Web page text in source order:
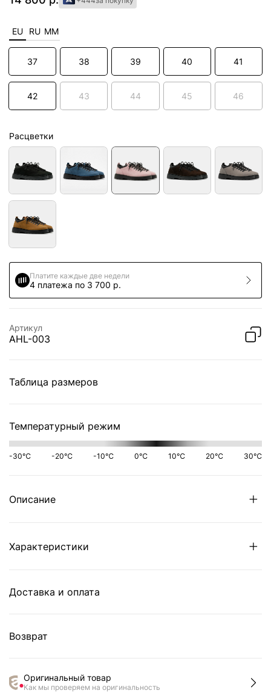
EU RU MM
37 38 39 40 41
42 43 44 45 46
Расцветки
Платите каждые две недели
4 платежа по 3 700 р.
Артикул
AHL-003
Таблица размеров
Температурный режим
-30℃ -20℃ -10℃ 0℃ 10℃ 20℃ 30℃
Описание
Характеристики
Доставка и оплата
Возврат
Оригинальный товар
Как мы проверяем на оригинальность